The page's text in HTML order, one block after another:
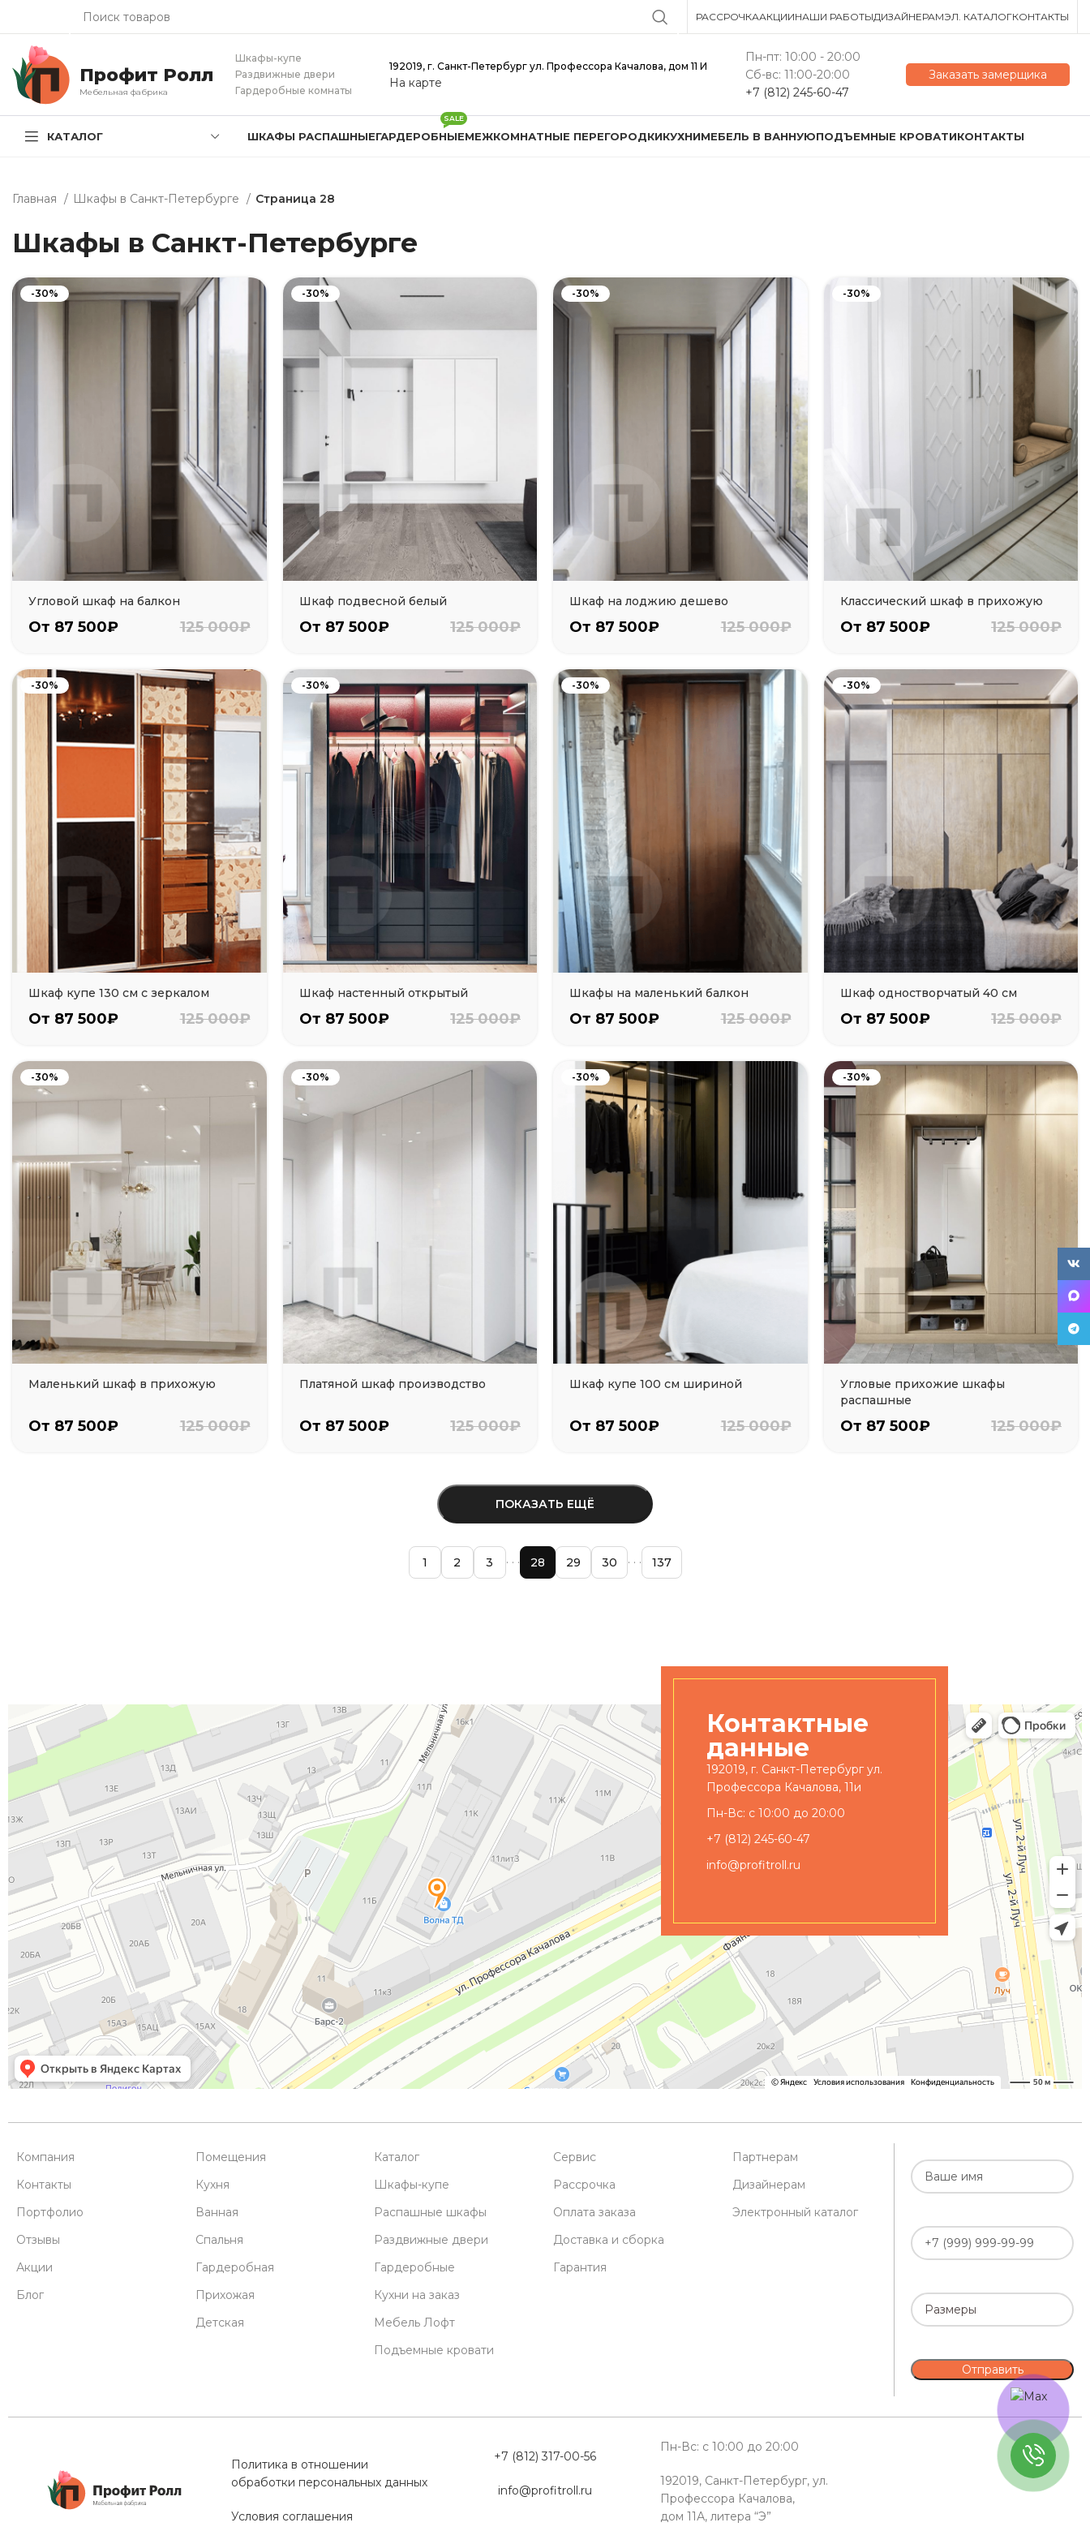
РАССРОЧКААКЦИИНАШИ РАБОТЫДИЗАЙНЕРАМЭЛ. КАТАЛОГКОНТАКТЫ
Профит Ролл
Мебельная фабрика
Шкафы-купе
Раздвижные двери
Гардеробные комнаты
192019, г. Санкт-Петербург ул. Профессора Качалова, дом 11 И
На карте
Пн-пт: 10:00 - 20:00
Сб-вс: 11:00-20:00
+7 (812) 245-60-47
Заказать замерщика
КАТАЛОГ ШКАФЫ РАСПАШНЫЕГАРДЕРОБНЫЕ
SALE
МЕЖКОМНАТНЫЕ ПЕРЕГОРОДКИКУХНИМЕБЕЛЬ В ВАННУЮПОДЪЕМНЫЕ КРОВАТИКОНТАКТЫ
Главная Шкафы в Санкт-Петербурге Страница 28
Шкафы в Санкт-Петербурге
-30%
Угловой шкаф на балкон
От 87 500₽ 125 000₽
-30%
Шкаф подвесной белый
От 87 500₽ 125 000₽
-30%
Шкаф на лоджию дешево
От 87 500₽ 125 000₽
-30%
Классический шкаф в прихожую
От 87 500₽ 125 000₽
-30%
Шкаф купе 130 см с зеркалом
От 87 500₽ 125 000₽
-30%
Шкаф настенный открытый
От 87 500₽ 125 000₽
-30%
Шкафы на маленький балкон
От 87 500₽ 125 000₽
-30%
Шкаф одностворчатый 40 см
От 87 500₽ 125 000₽
-30%
Маленький шкаф в прихожую
От 87 500₽ 125 000₽
-30%
Платяной шкаф производство
От 87 500₽ 125 000₽
-30%
Шкаф купе 100 см шириной
От 87 500₽ 125 000₽
-30%
Угловые прихожие шкафы
распашные
От 87 500₽ 125 000₽
ПОКАЗАТЬ ЕЩЁ
1 2 3 28 29 30 137
Контактные
данные
192019, г. Санкт-Петербург ул.
Профессора Качалова, 11и
Пн-Вс: с 10:00 до 20:00
+7 (812) 245-60-47
info@profitroll.ru
Компания
Контакты
Портфолио
Отзывы
Акции
Блог
Помещения
Кухня
Ванная
Спальня
Гардеробная
Прихожая
Детская
Каталог
Шкафы-купе
Распашные шкафы
Раздвижные двери
Гардеробные
Кухни на заказ
Мебель Лофт
Подъемные кровати
Сервис
Рассрочка
Оплата заказа
Доставка и сборка
Гарантия
Партнерам
Дизайнерам
Электронный каталог
Политика в отношении
обработки персональных данных
Условия соглашения
+7 (812) 317-00-56
info@profitroll.ru
Пн-Вс: с 10:00 до 20:00
192019, Санкт-Петербург, ул.
Профессора Качалова,
дом 11А, литера “Э”
ВК